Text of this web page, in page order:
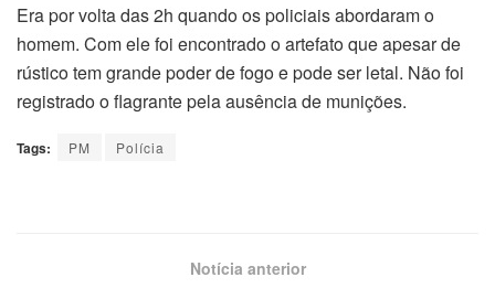
Era por volta das 2h quando os policiais abordaram o
homem. Com ele foi encontrado o artefato que apesar de
rústico tem grande poder de fogo e pode ser letal. Não foi
registrado o flagrante pela ausência de munições.
Tags: PM Polícia
Notícia anterior